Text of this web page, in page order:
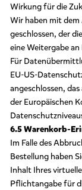
Wirkung für die
Wir haben mit
geschlossen, der
eine Weitergabe
Für
EU-US-
angeschlossen,
der Europäischen
6.5 Warenkorb-
Im Falle des
Bestellung haben
Inhalt Ihres
Pflichtangabe für